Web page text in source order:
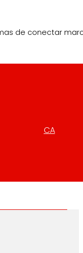
de conectar
CA